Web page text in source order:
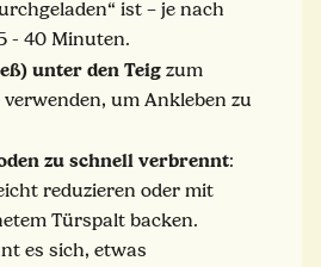
ist – je nach
- 40 Minuten.
unter den Teig zum
verwenden, um Ankleben zu
zu schnell verbrennt:
reduzieren oder mit
Türspalt backen.
es sich, etwas